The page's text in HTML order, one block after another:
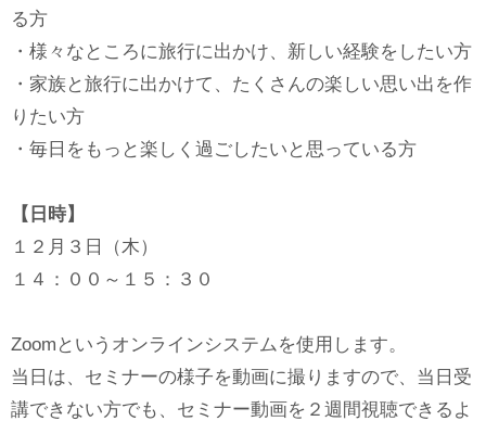
る方
・様々なところに旅行に出かけ、新しい経験をしたい方
・家族と旅行に出かけて、たくさんの楽しい思い出を作
りたい方
・毎日をもっと楽しく過ごしたいと思っている方
【日時】
１２月３日（木）
１４：００～１５：３０
Zoomというオンラインシステムを使用します。
当日は、セミナーの様子を動画に撮りますので、当日受
講できない方でも、セミナー動画を２週間視聴できるよ